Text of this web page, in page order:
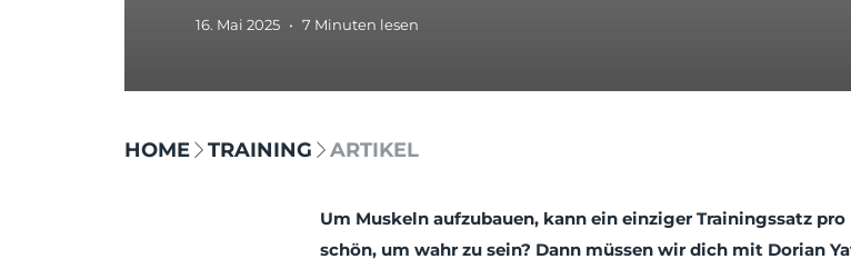
16. Mai 2025 • 7 Minuten lesen
HOME TRAINING ARTIKEL
Um Muskeln aufzubauen, kann ein einziger Trainingssatz
schön, um wahr zu sein? Dann müssen wir dich mit Dorian